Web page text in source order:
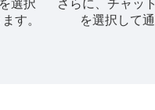
選択
す。
さらに、チャッ
を選択して